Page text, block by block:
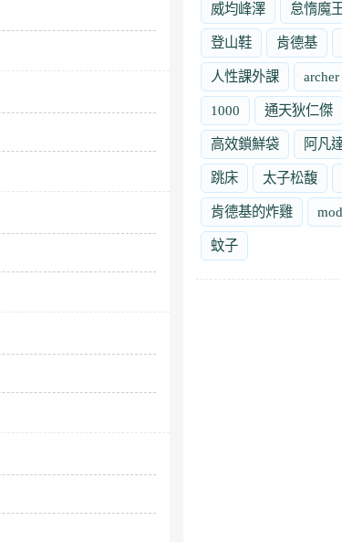
威均峰澤 怠惰魔
登山鞋 肯德基
人性課外課 archer
1000 通天狄仁傑
高效鎖鮮袋 阿凡
跳床 太子松馥
肯德基的炸雞
蚊子